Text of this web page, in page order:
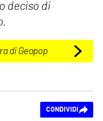
deciso di
di Geopop
CONDIVIDI